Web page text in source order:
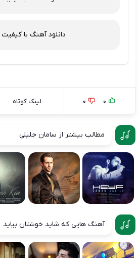
دانلود آهنگ با کیفیت 320
0
0 لینک کوتاه
مطالب بیشتر از سامان جلیلی
آهنگ هایی که شاید خوشتان بیاید